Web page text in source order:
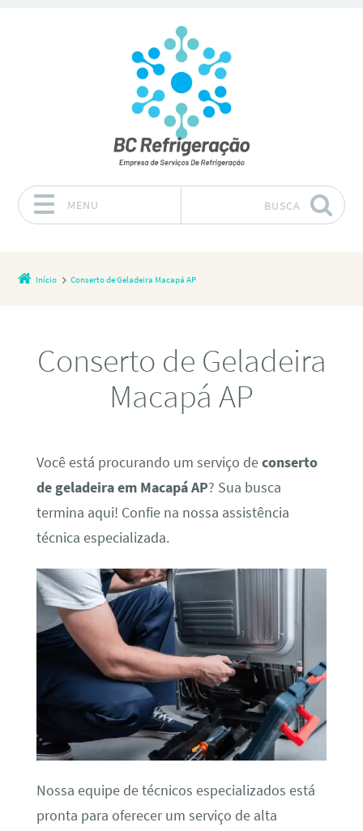
MENU BUSCA
Início Conserto de Geladeira Macapá AP
Conserto de Geladeira
Macapá AP
Você está procurando um serviço deconserto
de geladeira em Macapá AP? Sua busca
termina aqui! Confie na nossa assistência
técnica especializada.
Nossa equipe de técnicos especializados está
pronta para oferecer um serviço de alta